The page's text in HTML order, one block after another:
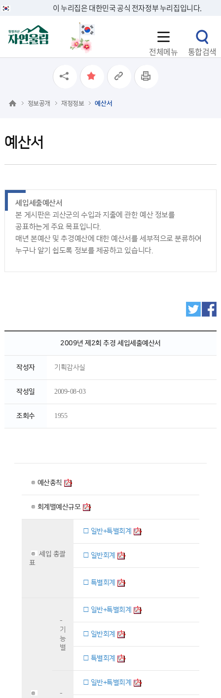
이 누리집은 대한민국 공식 전자정부 누리집입니다.
전체메뉴 통합검색
예산서
정보공개 재정정보 예산서
세입세출예산서
본 게시판은 괴산군의 수입과 지출에 관한 예산 정보를
공표하는게 주요 목표입니다.
매년 본예산 및 추경예산에 대한 예산서를 세부적으로 분류하여
누구나 알기 쉽도록 정보를 제공하고 있습니다.
2009년 제2회 추경 세입세출예산서
작성자 기획감사실
작성일 2009-08-03
조회수 1955
예산총칙
회계별예산규모
세입 총괄
표
□ 일반+특별회계
□ 일반회계
□ 특별회계
-
기
능
별
□ 일반+특별회계
□ 일반회계
□ 특별회계
-
□ 일반+특별회계